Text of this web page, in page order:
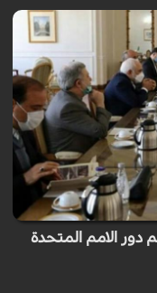
دور الامم المتحدة